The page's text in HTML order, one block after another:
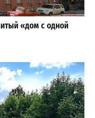
«дом с одной